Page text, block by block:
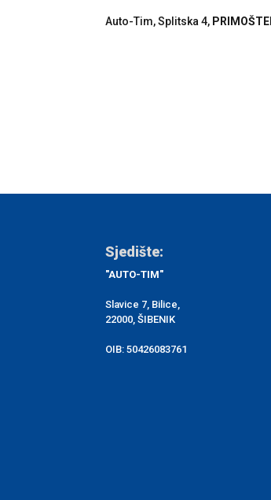
Auto-Tim, Splitska 4,
Sjedište:
"AUTO-TIM"
Slavice 7, Bilice,
22000, ŠIBENIK
OIB: 50426083761